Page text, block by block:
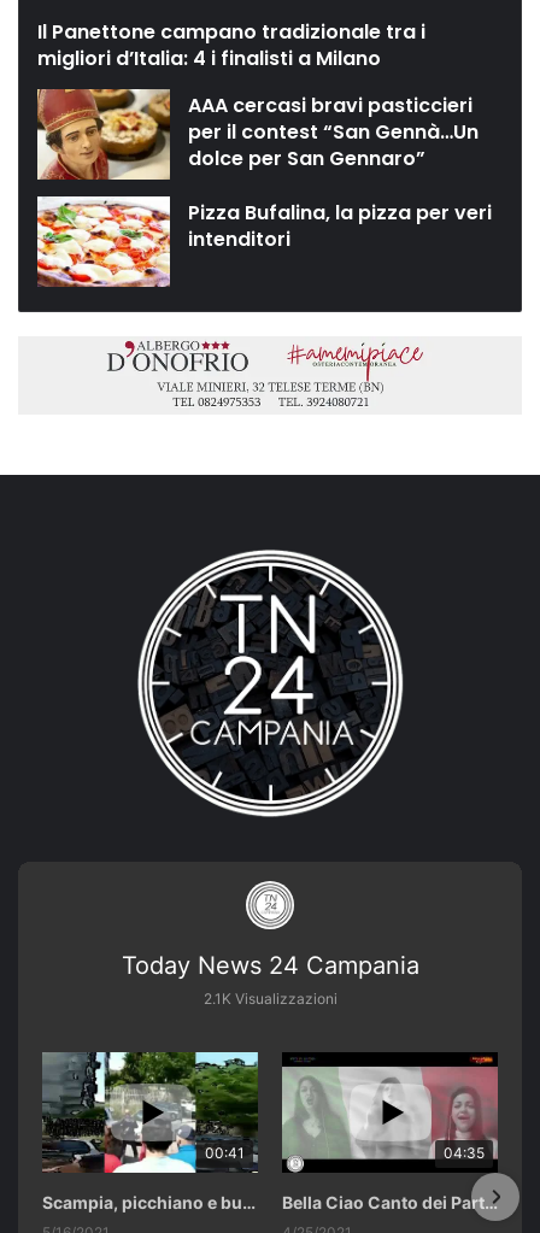
Il Panettone campano tradizionale tra i
migliori d’Italia: 4 i finalisti a Milano
AAA cercasi bravi pasticcieri
per il contest “San Gennà…Un
dolce per San Gennaro”
Pizza Bufalina, la pizza per veri
intenditori
Today News 24 Campania
2.1K Visualizzazioni
00:41
Scampia, picchiano e buttano in un cassonetto un uomo accusato di abusi sui nipotini.
04:35
Bella Ciao Canto dei Partigiani 25 Aprile 2021 Soulshine Gospel Choir Riardo (CE)